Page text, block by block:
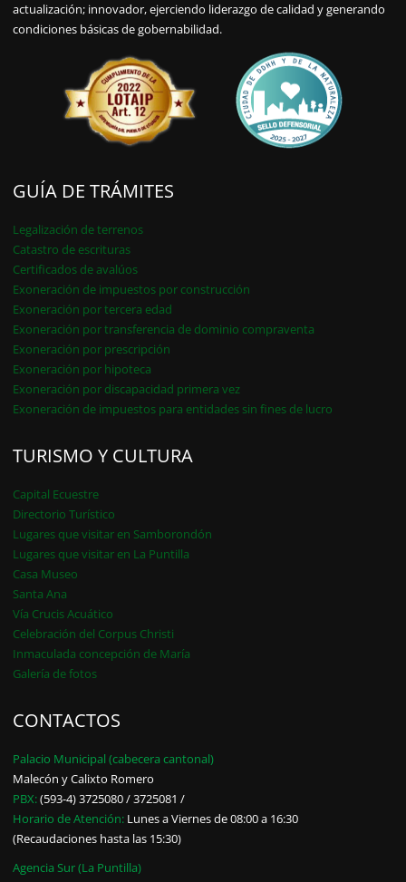
actualización; innovador, ejerciendo liderazgo de calidad y generando
condiciones básicas de gobernabilidad.
GUÍA DE TRÁMITES
Legalización de terrenos
Catastro de escrituras
Certificados de avalúos
Exoneración de impuestos por construcción
Exoneración por tercera edad
Exoneración por transferencia de dominio compraventa
Exoneración por prescripción
Exoneración por hipoteca
Exoneración por discapacidad primera vez
Exoneración de impuestos para entidades sin fines de lucro
TURISMO Y CULTURA
Capital Ecuestre
Directorio Turístico
Lugares que visitar en Samborondón
Lugares que visitar en La Puntilla
Casa Museo
Santa Ana
Vía Crucis Acuático
Celebración del Corpus Christi
Inmaculada concepción de María
Galería de fotos
CONTACTOS
Palacio Municipal (cabecera cantonal)
Malecón y Calixto Romero
PBX:(593-4) 3725080 / 3725081 /
Horario de Atención: Lunes a Viernes de 08:00 a 16:30
(Recaudaciones hasta las 15:30)
Agencia Sur (La Puntilla)